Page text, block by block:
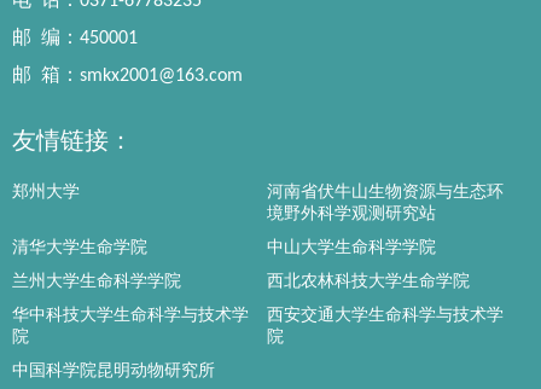
邮编 ：450001
邮箱 ：smkx2001@163.com
友情链接：
郑州大学
河南省伏牛山生物资源与生态环
境野外科学观测研究站
清华大学生命学院
中山大学生命科学学院
兰州大学生命科学学院
西北农林科技大学生命学院
华中科技大学生命科学与技术学
院
西安交通大学生命科学与技术学
院
中国科学院昆明动物研究所